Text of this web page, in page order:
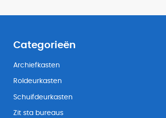
Categorieën
Archiefkasten
Roldeurkasten
Schuifdeurkasten
Zit sta bureaus